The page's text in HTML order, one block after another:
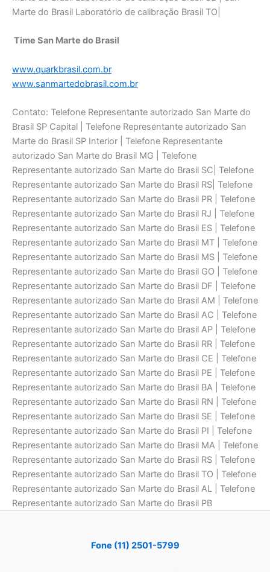
Marte do Brasil Laboratório de calibraçāo Brasil TO|
Time San Marte do Brasil
www.quarkbrasil.com.br
www.sanmartedobrasil.com.br
Contato: Telefone Representante autorizado San Marte do
Brasil SP Capital | Telefone Representante autorizado San
Marte do Brasil SP Interior | Telefone Representante
autorizado San Marte do Brasil MG | Telefone
Representante autorizado San Marte do Brasil SC| Telefone
Representante autorizado San Marte do Brasil RS| Telefone
Representante autorizado San Marte do Brasil PR | Telefone
Representante autorizado San Marte do Brasil RJ | Telefone
Representante autorizado San Marte do Brasil ES | Telefone
Representante autorizado San Marte do Brasil MT | Telefone
Representante autorizado San Marte do Brasil MS | Telefone
Representante autorizado San Marte do Brasil GO | Telefone
Representante autorizado San Marte do Brasil DF | Telefone
Representante autorizado San Marte do Brasil AM | Telefone
Representante autorizado San Marte do Brasil AC | Telefone
Representante autorizado San Marte do Brasil AP | Telefone
Representante autorizado San Marte do Brasil RR | Telefone
Representante autorizado San Marte do Brasil CE | Telefone
Representante autorizado San Marte do Brasil PE | Telefone
Representante autorizado San Marte do Brasil BA | Telefone
Representante autorizado San Marte do Brasil RN | Telefone
Representante autorizado San Marte do Brasil SE | Telefone
Representante autorizado San Marte do Brasil PI | Telefone
Representante autorizado San Marte do Brasil MA | Telefone
Representante autorizado San Marte do Brasil RS | Telefone
Representante autorizado San Marte do Brasil TO | Telefone
Representante autorizado San Marte do Brasil AL | Telefone
Representante autorizado San Marte do Brasil PB
Fone (11) 2501-5799